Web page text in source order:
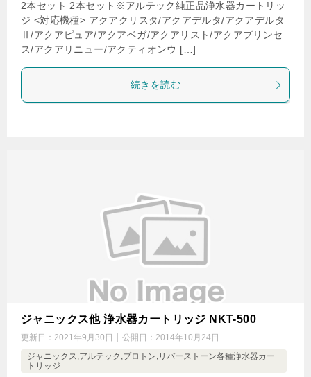
2本セット 2本セット※アルテック純正品浄水器カートリッ
ジ <対応機種> アクアクリスタ/アクアデルタ/アクアデルタ
Ⅱ/アクアピュア/アクアベガ/アクアリスト/アクアプリンセ
ス/アクアリニュー/アクティオンウ […]
続きを読む
ジャニックス他 浄水器カートリッジ NKT-500
更新日： 2021年9月30日 公開日： 2014年10月24日
ジャニックス,アルテック,プロトン,リバーストーン各種浄水器カー
トリッジ